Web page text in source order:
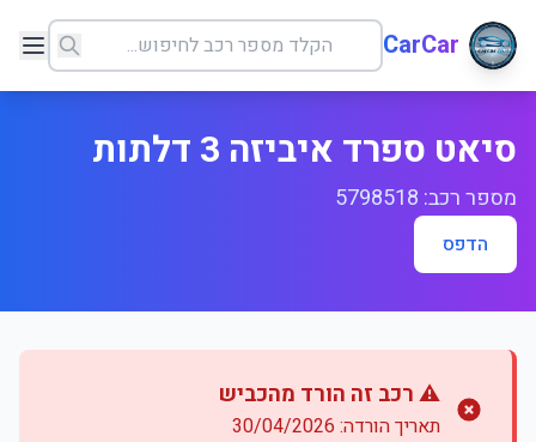
CarCar
סיאט ספרד איביזה 3 דלתות
מספר רכב: 5798518
הדפס
⚠️ רכב זה הורד מהכביש
תאריך הורדה: 30/04/2026